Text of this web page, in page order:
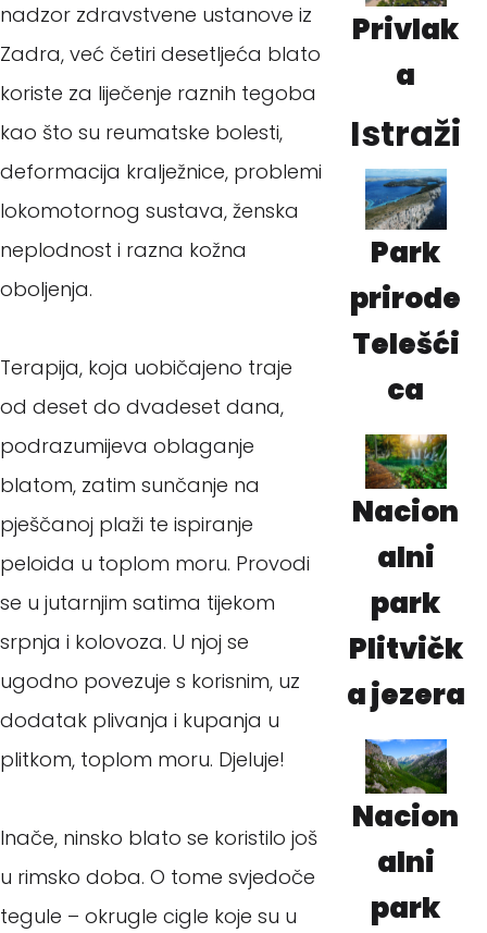
nadzor zdravstvene ustanove iz
Zadra, već četiri desetljeća blato
koriste za liječenje raznih tegoba
kao što su reumatske bolesti,
deformacija kralježnice, problemi
lokomotornog sustava, ženska
neplodnost i razna kožna
oboljenja.
Terapija, koja uobičajeno traje
od deset do dvadeset dana,
podrazumijeva oblaganje
blatom, zatim sunčanje na
pješčanoj plaži te ispiranje
peloida u toplom moru. Provodi
se u jutarnjim satima tijekom
srpnja i kolovoza. U njoj se
ugodno povezuje s korisnim, uz
dodatak plivanja i kupanja u
plitkom, toplom moru. Djeluje!
Inače, ninsko blato se koristilo još
u rimsko doba. O tome svjedoče
tegule – okrugle cigle koje su u
Privlak
a
Istraži
Park
prirode
Telešći
ca
Nacion
alni
park
Plitvičk
a jezera
Nacion
alni
park